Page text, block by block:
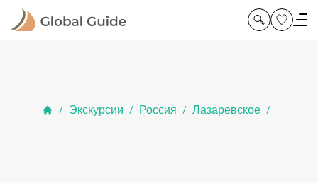
/ Экскурсии / Россия / Лазаревское /